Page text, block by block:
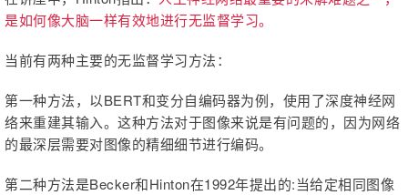
是如何像大脑一样有效地进行无监督学习。
当前有两种主要的无监督学习方法：
第一种方法，以BERT和变分自编码器为例，使用了深度神经网
络来重建其输入。这种方法对于图像来说是有问题的，因为网络
的最深层需要对图像的精细细节进行编码。
第二种方法是Becker和Hinton在1992年提出的:当给定相同图像